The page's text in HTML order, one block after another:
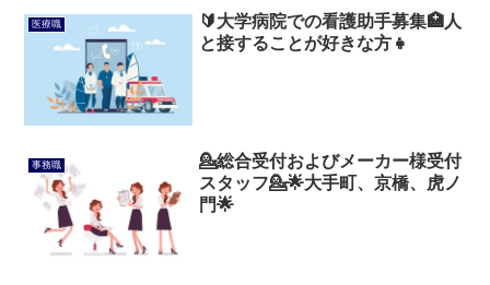
医療職
🔰大学病院での看護助手募集🏥人
と接することが好きな方👧
事務職
💁総合受付およびメーカー様受付
スタッフ💁🌟大手町、京橋、虎ノ
門🌟